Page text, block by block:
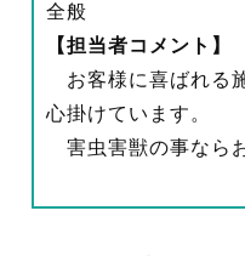
全般
【担当者コメント】
お客様に喜ばれる
心掛けています。
害虫害獣の事なら